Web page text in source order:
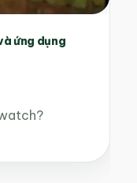
ứng dụng